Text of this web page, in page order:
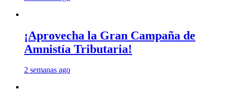
¡Aprovecha la Gran Campaña de
Amnistía Tributaria!
2 semanas ago